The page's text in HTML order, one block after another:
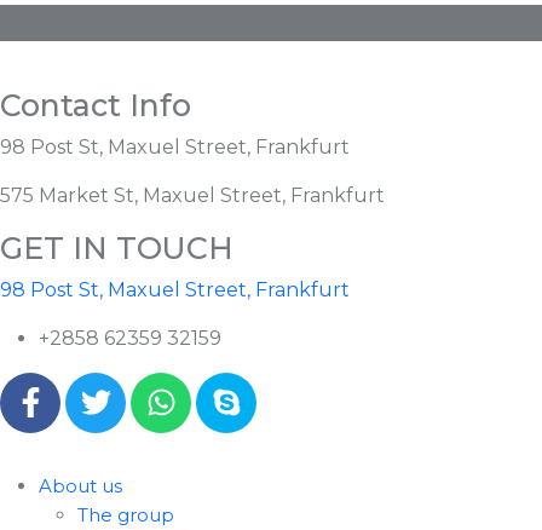
Contact Info
98 Post St, Maxuel Street, Frankfurt
575 Market St, Maxuel Street, Frankfurt
GET IN TOUCH
98 Post St, Maxuel Street, Frankfurt
+2858 62359 32159
About us
The group